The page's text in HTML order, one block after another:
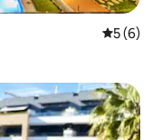
5 de
5 (6)